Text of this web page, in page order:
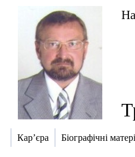
Кар’єра Біографічні